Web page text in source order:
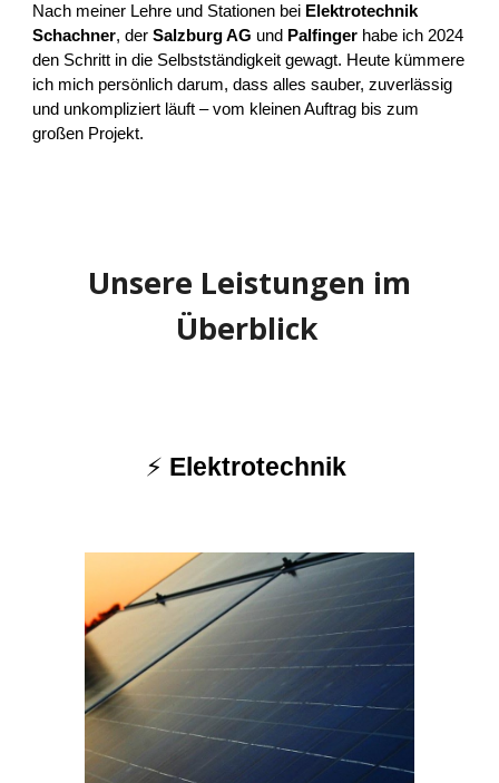
Nach meiner Lehre und Stationen bei Elektrotechnik
Schachner, derSalzburg AG und Palfinger habe ich 2024
den Schritt in die Selbstständigkeit gewagt. Heute kümmere
ich mich persönlich darum, dass alles sauber, zuverlässig
und unkompliziert läuft – vom kleinen Auftrag bis zum
großen Projekt.
Unsere Leistungen im
Überblick
⚡ Elektrotechnik